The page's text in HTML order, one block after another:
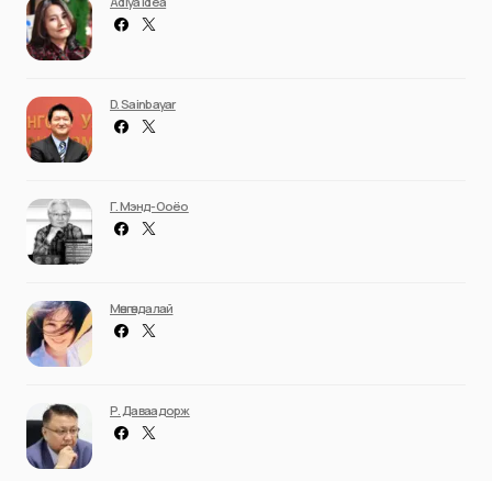
D. Sainbayar
Г. Мэнд-Ооёо
Мөнгөндалай
Р. Даваадорж